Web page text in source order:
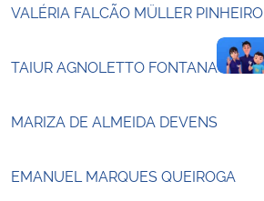
Advocacia-Geral da União
Banco Central do Brasil
VALÉRIA FALCÃO MÜLLER PINHEIRO
TAIUR AGNOLETTO FONTANA
MARIZA DE ALMEIDA DEVENS
EMANUEL MARQUES QUEIROGA